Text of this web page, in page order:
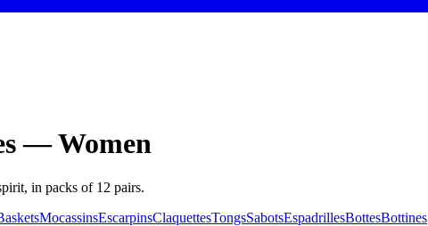
— Women
in packs of 12 pairs.
MocassinsEscarpinsClaquettesTongsSabotsEspadrillesBottesBottines